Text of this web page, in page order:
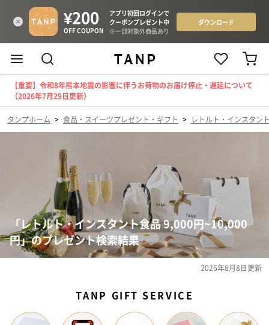
【重要】令和8年熊本地震の影響に伴うお荷物のお届け停止・遅延について
（2026年7月29日更新）
タンプホーム > 食品・スイーツプレゼント・ギフト > レトルト・インスタン
「レトルト・インスタント食品 9,000円~10,000
円」のプレゼント検索結果
2026年8月8日更新
TANP GIFT SERVICE